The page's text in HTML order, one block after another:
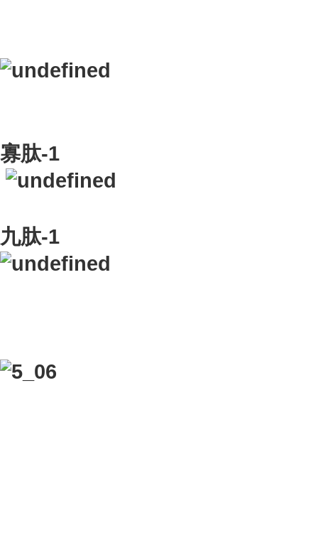
寡肽-1
九肽-1